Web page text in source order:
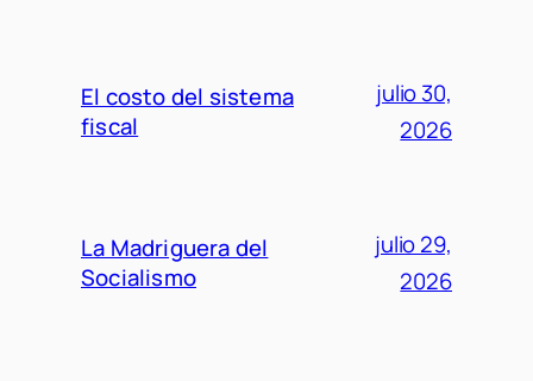
El costo del sistema
fiscal
julio 30,
2026
La Madriguera del
Socialismo
julio 29,
2026